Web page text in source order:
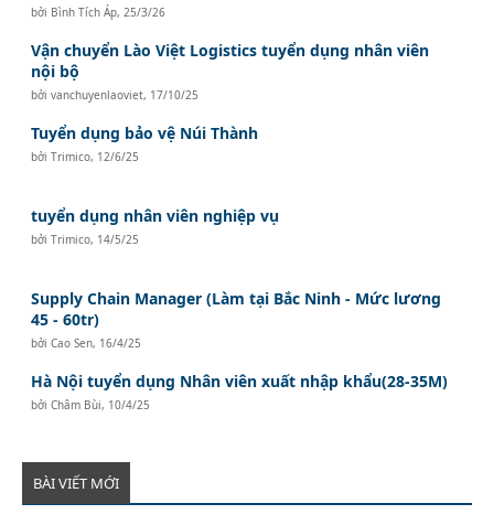
bởi Bình Tích Áp, 25/3/26
Vận chuyển Lào Việt Logistics tuyển dụng nhân viên
nội bộ
bởivanchuyenlaoviet, 17/10/25
Tuyển dụng bảo vệ Núi Thành
bởiTrimico, 12/6/25
tuyển dụng nhân viên nghiệp vụ
bởiTrimico, 14/5/25
Supply Chain Manager (Làm tại Bắc Ninh - Mức lương
45 - 60tr)
bởiCao Sen, 16/4/25
Hà Nội tuyển dụng Nhân viên xuất nhập khẩu(28-35M)
bởiChâm Bùi, 10/4/25
BÀI VIẾT MỚI